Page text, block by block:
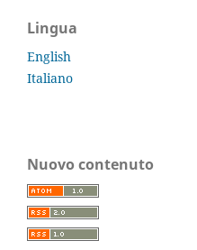
Lingua
English
Italiano
Nuovo contenuto